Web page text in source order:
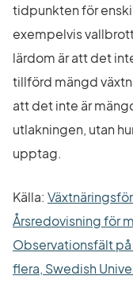
tidpunkten för
exempelvis
lärdom är att det
tillförd mängd
att det inte är
utlakningen, utan
upptag.
Källa:
Årsredovisning för
Observationsfält
flera, Swedish